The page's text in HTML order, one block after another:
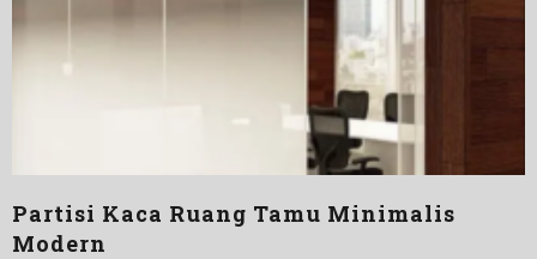
Partisi Kaca Ruang Tamu Minimalis
Modern